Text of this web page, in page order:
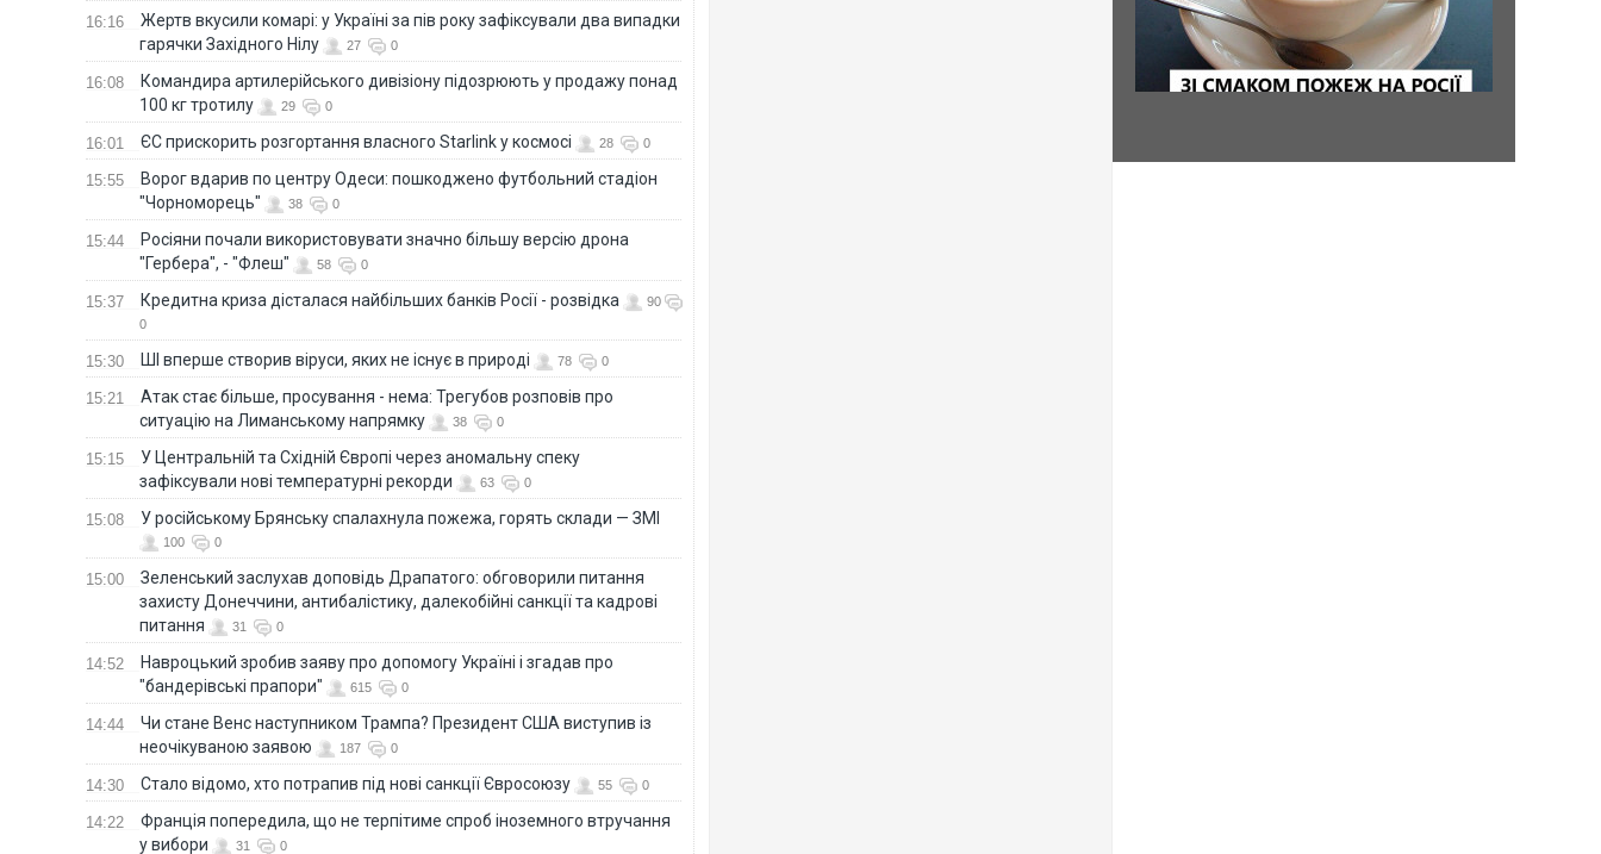
16:16
Жертв вкусили комарі: у Україні за пів року зафіксували два випадки
гарячки Західного Нілу
27 0
16:08
Командира артилерійського дивізіону підозрюють у продажу понад
100 кг тротилу
29 0
16:01 ЄС прискорить розгортання власного Starlink у космосі 28 0
15:55
Ворог вдарив по центру Одеси: пошкоджено футбольний стадіон
"Чорноморець"
38 0
15:44
Росіяни почали використовувати значно більшу версію дрона
"Гербера", - "Флеш"
58 0
15:37 Кредитна криза дісталася найбільших банків Росії - розвідка
90
0
15:30 ШІ вперше створив віруси, яких не існує в природі 78 0
15:21
Атак стає більше, просування - нема: Трегубов розповів про
ситуацію на Лиманському напрямку
38 0
15:15
У Центральній та Східній Європі через аномальну спеку
зафіксували нові температурні рекорди
63 0
15:08 У російському Брянську спалахнула пожежа, горять склади — ЗМІ
100 0
15:00
Зеленський заслухав доповідь Драпатого: обговорили питання
захисту Донеччини, антибалістику, далекобійні санкції та кадрові
питання
31 0
14:52
Навроцький зробив заяву про допомогу Україні і згадав про
"бандерівські прапори"
615 0
14:44
Чи стане Венс наступником Трампа? Президент США виступив із
неочікуваною заявою
187 0
14:30 Стало відомо, хто потрапив під нові санкції Євросоюзу 55 0
14:22
Франція попередила, що не терпітиме спроб іноземного втручання
у вибори
31 0